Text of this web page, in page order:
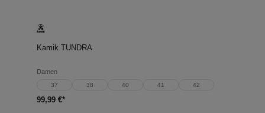
Kamik TUNDRA
Damen
37 38 40 41 42
99,99 €*